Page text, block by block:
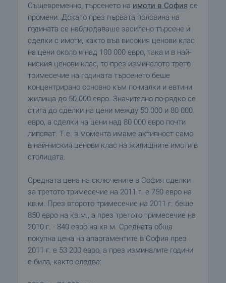
Същевременно, търсенето на имоти в София се
промени. Докато през първата половина на
годината се наблюдаваше засилено търсене и
сделки с имоти, както във високия ценови клас
на цени около и над 100 000 евро, така и в най-
ниския ценови клас, то през изминалото трето
тримесечие на годината търсенето беше
концентрирано основно към по-малки и евтини
жилища до 50 000 евро. Значително по-рядко се
стига до сделки на цени между 50 000 и 80 000
евро, а сделки на цени над 80 000 евро почти
липсват. Т.е. в момента имаме активност само
в най-ниския ценови клас на жилищните имоти в
столицата.
Средната цена на сключените в София сделки
за третото тримесечие на 2011 г. е 750 евро на
кв.м. През второто тримесечие на 2011 г. беше
850 евро на кв.м., а през третото тримесечие на
2010 г. - 840 евро на кв.м. Средната обща
покупна цена на апартаментите в София през
2011 г. е 53 200 евро, а през изминалите години
е била, както следва: